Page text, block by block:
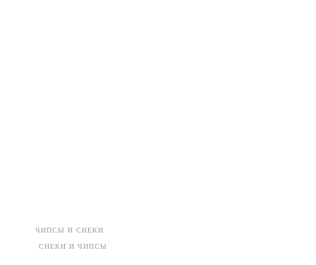
ЧИПСЫ И СНЕКИ
СНЕКИ И ЧИПСЫ